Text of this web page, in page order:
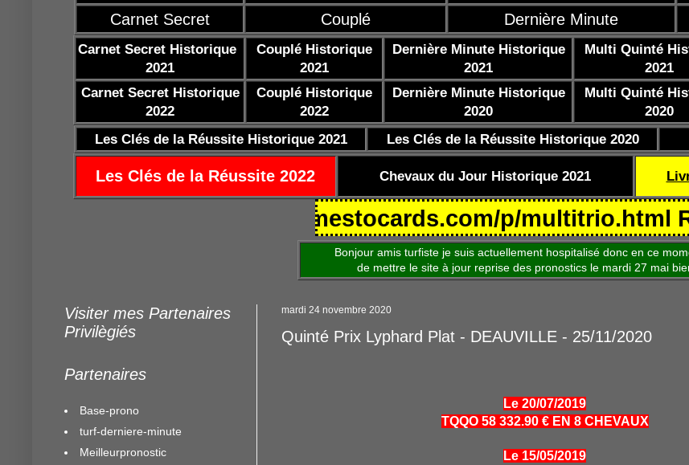
Carnet Secret
Couplé Dernière Minute
Carnet Secret Historique
2021
Couplé Historique
2021
Dernière Minute Historique
2021
Multi Quinté
2021
Carnet Secret Historique
2022
Couplé Historique
2022
Dernière Minute Historique
2020
Multi Quinté
2020
Les Clés de la Réussite Historique 2021
Les Clés de la Réussite Historique 2020
Les Clés de la Réussite 2022 Chevaux du Jour Historique 2021
10/2021 https://www.mestocards.com/p/multitrio.html
Bonjour amis turfiste je suis actuellement hospitalisé donc en ce
de mettre le site à jour reprise des pronostics le mardi 27 mai
mardi 24 novembre 2020
Quinté Prix Lyphard Plat - DEAUVILLE - 25/11/2020
Le 20/07/2019
TQQO 58 332.90 € EN 8 CHEVAUX
Le 15/05/2019
Visiter mes Partenaires
Privilègiés
Partenaires
Base-prono
turf-derniere-minute
Meilleurpronostic